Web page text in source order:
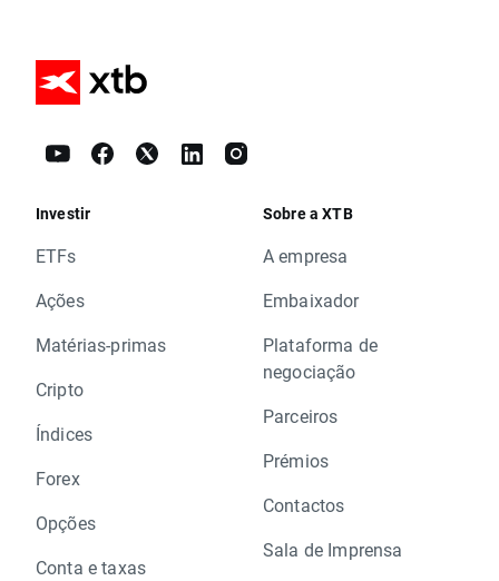
Investir
ETFs
Ações
Matérias-primas
Cripto
Índices
Forex
Opções
Conta e taxas
Sobre a XTB
A empresa
Embaixador
Plataforma de
negociação
Parceiros
Prémios
Contactos
Sala de Imprensa